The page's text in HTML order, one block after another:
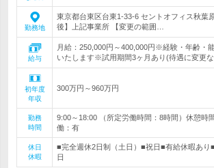
勤務地
東京都台東区台東1-33-6 セントオフィス秋葉
後】上記事業所 【変更の範囲…
給与
月給：250,000円～400,000円※経験・年齢・
いたします※試用期間3ヶ月あり(待遇に変更
初年度
年収
300万円～960万円
勤務
時間
9:00～18:00 （所定労働時間：8時間）休憩時
働：有
休日
休暇
■完全週休2日制（土日）■祝日■有給休暇あり
日